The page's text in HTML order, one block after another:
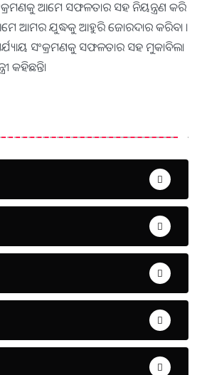
ଆମେ ସଫଳତାର ସହ ନିୟନ୍ତ୍ରଣ କରି
ଆମର ଯୁଦ୍ଧକୁ ଆହୁରି ଜୋରଦାର କରିବା ।
ପର୍ଯ୍ୟାୟ ସଂକ୍ରମଣକୁ ସଫଳତାର ସହ ମୁକାବିଲା
କହିଛନ୍ତି।